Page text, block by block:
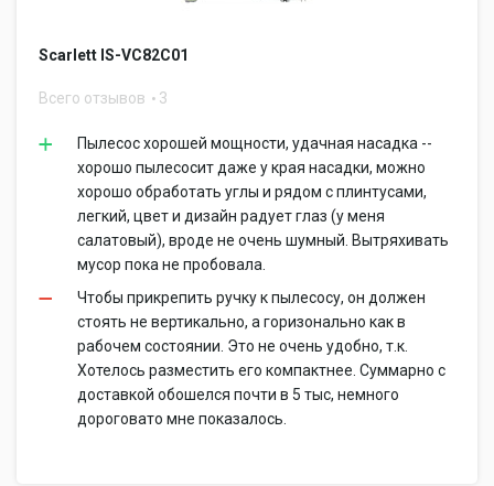
Scarlett IS-VC82C01
Всего отзывов 3
Пылесос хорошей мощности, удачная насадка --
хорошо пылесосит даже у края насадки, можно
хорошо обработать углы и рядом с плинтусами,
легкий, цвет и дизайн радует глаз (у меня
салатовый), вроде не очень шумный. Вытряхивать
мусор пока не пробовала.
Чтобы прикрепить ручку к пылесосу, он должен
стоять не вертикально, а горизонально как в
рабочем состоянии. Это не очень удобно, т.к.
Хотелось разместить его компактнее. Суммарно с
доставкой обошелся почти в 5 тыс, немного
дороговато мне показалось.